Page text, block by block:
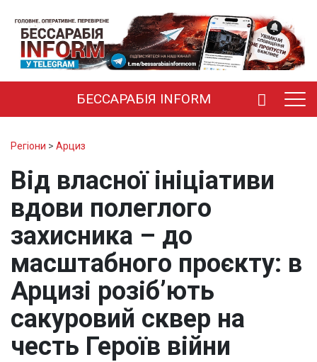
БЕССАРАБІЯ INFORM
Регіони > Арциз
Від власної ініціативи
вдови полеглого
захисника – до
масштабного проєкту: в
Арцизі розіб’ють
сакуровий сквер на
честь Героїв війни